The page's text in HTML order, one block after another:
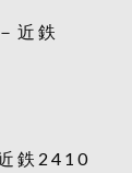
近鉄
鉄2410